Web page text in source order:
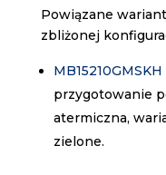
Powiązane
zbliżonej
MB15210GMSKH
przygotowanie
atermiczna,
zielone.